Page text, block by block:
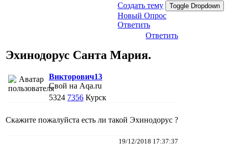
Создать тему
Toggle Dropdown
Новый Опрос
Ответить
Ответить
Эхинодорус Санта Мария.
Викторович13
Свой на Aqa.ru
5324 7356 Курск
Скажите пожалуйста есть ли такой Эхинодорус ?
19/12/2018 17:37:37